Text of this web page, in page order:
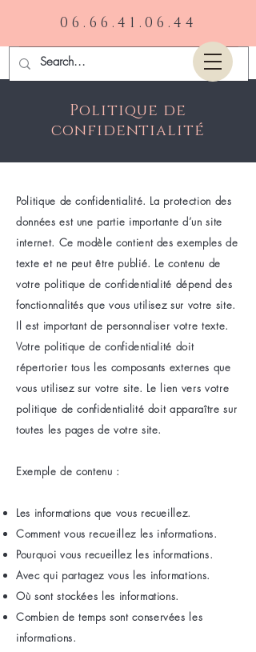
06.66.41.06.44
Politique de
confidentialité
Politique de confidentialité. La protection des
données est une partie importante d’un site
internet. Ce modèle contient des exemples de
texte et ne peut être publié. Le contenu de
votre politique de confidentialité dépend des
fonctionnalités que vous utilisez sur votre site.
Il est important de personnaliser votre texte.
Votre politique de confidentialité doit
répertorier tous les composants externes que
vous utilisez sur votre site. Le lien vers votre
politique de confidentialité doit apparaître sur
toutes les pages de votre site.
Exemple de contenu :
Les informations que vous recueillez.
Comment vous recueillez les informations.
Pourquoi vous recueillez les informations.
Avec qui partagez vous les informations.
Où sont stockées les informations.
Combien de temps sont conservées les
informations.